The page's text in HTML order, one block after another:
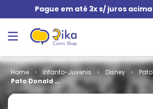
Pague em até 3x s/ juros acima
Infanto-Juvenis Disney
Pato Donald #
2322